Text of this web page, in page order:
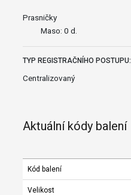
Prasničky
Maso: 0 d.
TYP REGISTRAČNÍHO POSTUPU:
Centralizovaný
Aktuální kódy balení
Kód balení
Velikost